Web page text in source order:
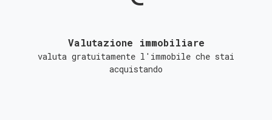
Valutazione immobiliare
valuta gratuitamente l'immobile che stai
acquistando